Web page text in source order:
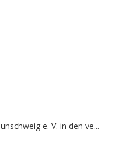
e. V. in den ve...